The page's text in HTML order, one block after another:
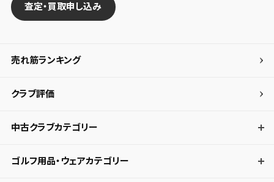
査定・買取申し込み
売れ筋ランキング
クラブ評価
中古クラブカテゴリー
ゴルフ用品・ウェアカテゴリー